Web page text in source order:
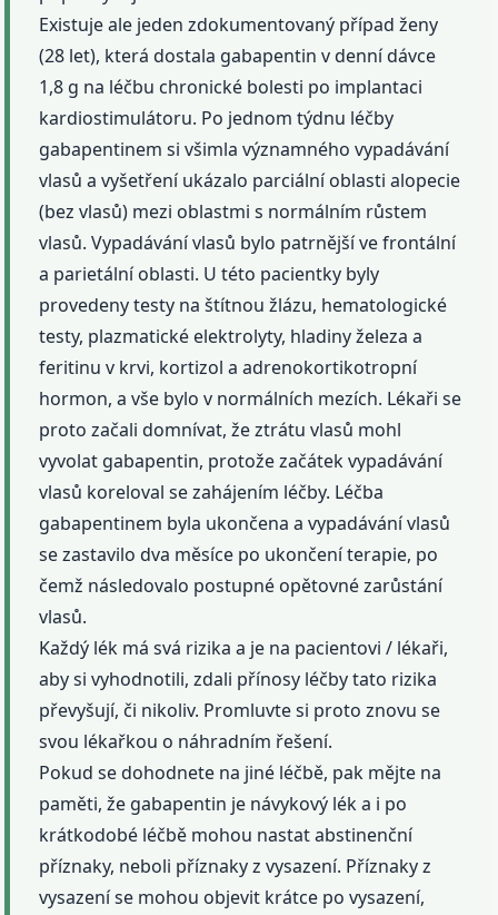
Existuje ale jeden zdokumentovaný případ ženy
(28 let), která dostala gabapentin v denní dávce
1,8 g na léčbu chronické bolesti po implantaci
kardiostimulátoru. Po jednom týdnu léčby
gabapentinem si všimla významného vypadávání
vlasů a vyšetření ukázalo parciální oblasti alopecie
(bez vlasů) mezi oblastmi s normálním růstem
vlasů. Vypadávání vlasů bylo patrnější ve frontální
a parietální oblasti. U této pacientky byly
provedeny testy na štítnou žlázu, hematologické
testy, plazmatické elektrolyty, hladiny železa a
feritinu v krvi, kortizol a adrenokortikotropní
hormon, a vše bylo v normálních mezích. Lékaři se
proto začali domnívat, že ztrátu vlasů mohl
vyvolat gabapentin, protože začátek vypadávání
vlasů koreloval se zahájením léčby. Léčba
gabapentinem byla ukončena a vypadávání vlasů
se zastavilo dva měsíce po ukončení terapie, po
čemž následovalo postupné opětovné zarůstání
vlasů.
Každý lék má svá rizika a je na pacientovi / lékaři,
aby si vyhodnotili, zdali přínosy léčby tato rizika
převyšují, či nikoliv. Promluvte si proto znovu se
svou lékařkou o náhradním řešení.
Pokud se dohodnete na jiné léčbě, pak mějte na
paměti, že gabapentin je návykový lék a i po
krátkodobé léčbě mohou nastat abstinenční
příznaky, neboli příznaky z vysazení. Příznaky z
vysazení se mohou objevit krátce po vysazení,